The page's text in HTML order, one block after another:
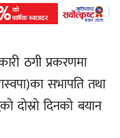
ठगी प्रकरणमा
सभापति तथा
दोस्रो दिनको बयान